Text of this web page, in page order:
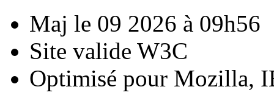
Maj le 09 2026 à 09h56
Site valide W3C
Optimisé pour Mozilla,